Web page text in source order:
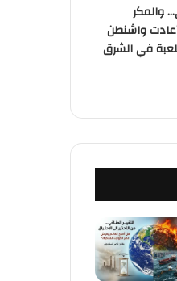
أصبحت
لاستقرار
والمكر
واشنطن
في الشرق